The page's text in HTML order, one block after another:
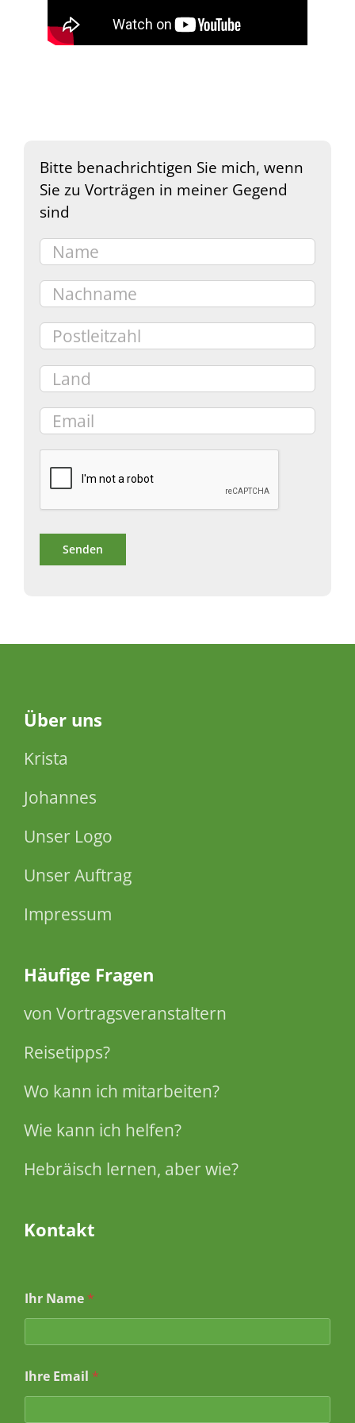
Bitte benachrichtigen Sie mich, wenn
Sie zu Vorträgen in meiner Gegend
sind
Über uns
Krista
Johannes
Unser Logo
Unser Auftrag
Impressum
Häufige Fragen
von Vortragsveranstaltern
Reisetipps?
Wo kann ich mitarbeiten?
Wie kann ich helfen?
Hebräisch lernen, aber wie?
Kontakt
Ihr Name *
Ihre Email *